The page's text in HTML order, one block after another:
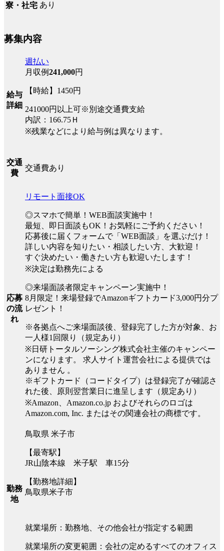
寮・社宅 あり
募集内容
給与
詳細
週払い
月収例241,000円
【時給】1450円
241000円以上可※別途交通費支給
内訳：166.75Ｈ
※残業などにより給与例は異なります。
交通
費
交通費あり
応募
の流
れ
リモート面接OK
◎スマホで簡単！WEB面談実施中！
最短、即日面談もOK！お気軽にご予約ください！
応募後に届くフォームで「WEB面談」を選ぶだけ！
詳しい内容を知りたい・相談したい方、大歓迎！
すぐ決めたい・働きたい方も歓迎いたします！
※決定は勤務先による
◎来場面談者限定キャンペーン実施中！
8月限定！来場登録でAmazonギフトカード3,000円分プ
レゼント！
※各拠点へご来場面談後、登録完了した方が対象、お
一人様1回限り（規定あり）
※日研トータルソーシング株式会社主催のキャンペー
ンになります。 求人サイト運営会社による提供では
ありません 。
※ギフトカード（コードタイプ）は登録完了が確認さ
れた後、原則翌営業日に進呈します（規定あり）
※Amazon、Amazon.co.jp およびそれらのロゴは
Amazon.com, Inc. またはその関連会社の商標です。
勤務
地
鳥取県 米子市
【最寄駅】
JR山陰本線 米子駅 車15分
【勤務地詳細】
鳥取県米子市
就業場所：勤務地、その他会社が指定する範囲
就業場所の変更範囲：会社の定めるすべてのオフィス